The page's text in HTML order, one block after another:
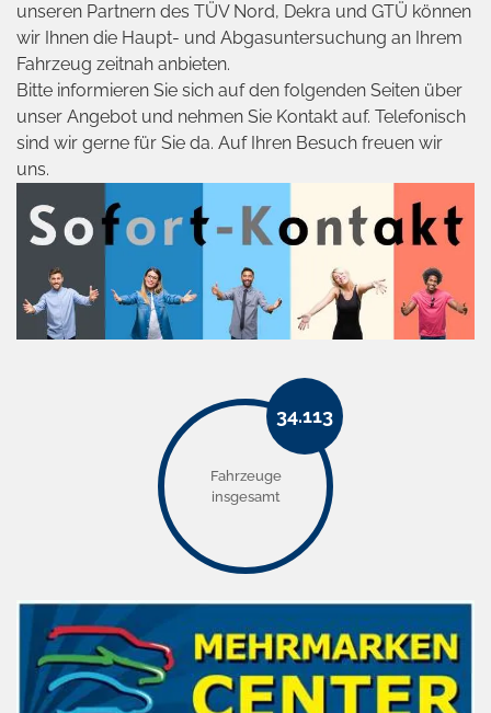
unseren Partnern des TÜV Nord, Dekra und GTÜ können
wir Ihnen die Haupt- und Abgasuntersuchung an Ihrem
Fahrzeug zeitnah anbieten.
Bitte informieren Sie sich auf den folgenden Seiten über
unser Angebot und nehmen Sie Kontakt auf. Telefonisch
sind wir gerne für Sie da. Auf Ihren Besuch freuen wir
uns.
34.113
Fahrzeuge
insgesamt